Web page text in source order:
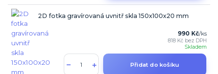
2D fotka gravírovaná uvnitř skla 150x100x20 mm
990 Kč/ks
818 Kč bez DPH
Skladem
Přidat do košíku